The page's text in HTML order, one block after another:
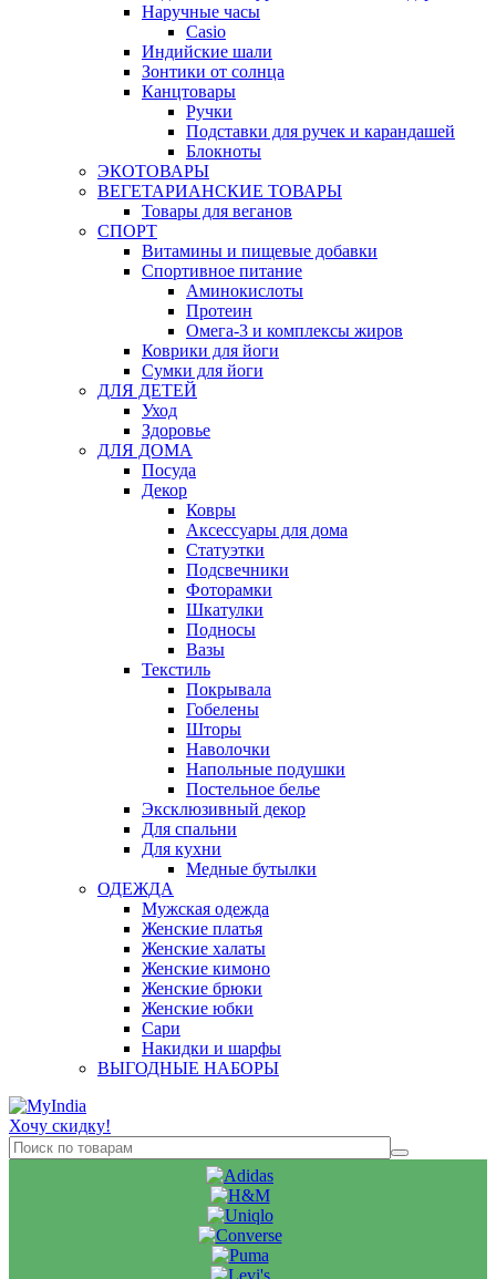
Наручные часы
Casio
Индийские шали
Зонтики от солнца
Канцтовары
Ручки
Подставки для ручек и карандашей
Блокноты
ЭКОТОВАРЫ
ВЕГЕТАРИАНСКИЕ ТОВАРЫ
Товары для веганов
СПОРТ
Витамины и пищевые добавки
Спортивное питание
Аминокислоты
Протеин
Омега-3 и комплексы жиров
Коврики для йоги
Сумки для йоги
ДЛЯ ДЕТЕЙ
Уход
Здоровье
ДЛЯ ДОМА
Посуда
Декор
Ковры
Аксессуары для дома
Статуэтки
Подсвечники
Фоторамки
Шкатулки
Подносы
Вазы
Текстиль
Покрывала
Гобелены
Шторы
Наволочки
Напольные подушки
Постельное белье
Эксклюзивный декор
Для спальни
Для кухни
Медные бутылки
ОДЕЖДА
Мужская одежда
Женские платья
Женские халаты
Женские кимоно
Женские брюки
Женские юбки
Сари
Накидки и шарфы
ВЫГОДНЫЕ НАБОРЫ
Хочу скидку!